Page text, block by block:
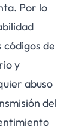
Por lo
de
y
abuso
del